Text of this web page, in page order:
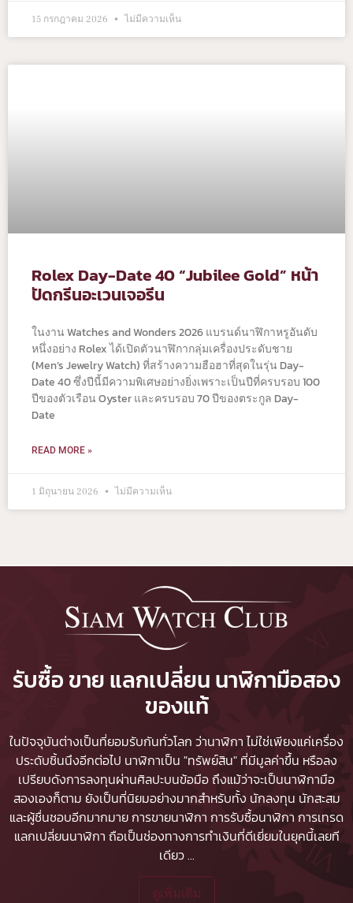
15 กรกฎาคม 2026 ไม่มีความเห็น
Rolex Day-Date 40 “Jubilee Gold” หน้า
ปัดกรีนอะเวนเจอรีน
ในงาน Watches and Wonders 2026 แบรนด์นาฬิกาหรูอันดับ
หนึ่งอย่าง Rolex ได้เปิดตัวนาฬิกากลุ่มเครื่องประดับชาย
(Men’s Jewelry Watch) ที่สร้างความฮือฮาที่สุดในรุ่น Day-
Date 40 ซึ่งปีนี้มีความพิเศษอย่างยิ่งเพราะเป็นปีที่ครบรอบ 100
ปีของตัวเรือน Oyster และครบรอบ 70 ปีของตระกูล Day-
Date
READ MORE »
1 มิถุนายน 2026 ไม่มีความเห็น
รับซื้อ ขาย แลกเปลี่ยน นาฬิกามือสอง
ของแท้
ในปัจจุบันต่างเป็นที่ยอมรับกันทั่วโลก ว่านาฬิกา ไม่ใช่เพียงแค่เครื่อง
ประดับชิ้นนึงอีกต่อไป นาฬิกาเป็น "ทรัพย์สิน" ที่มีมูลค่าขึ้น หรือลง
เปรียบดังการลงทุนผ่านศิลปะบนข้อมือ ถึงแม้ว่าจะเป็นนาฬิกามือ
สองเองก็ตาม ยังเป็นที่นิยมอย่างมากสำหรับทั้ง นักลงทุน นักสะสม
และผู้ชื่นชอบอีกมากมายการขายนาฬิกา การรับซื้อนาฬิกา การเทรด
แลกเปลี่ยนนาฬิกา ถือเป็นช่องทางการทำเงินที่ดีเยี่ยมในยุคนี้เลยที
เดียว...
ดูเพิ่มเติม